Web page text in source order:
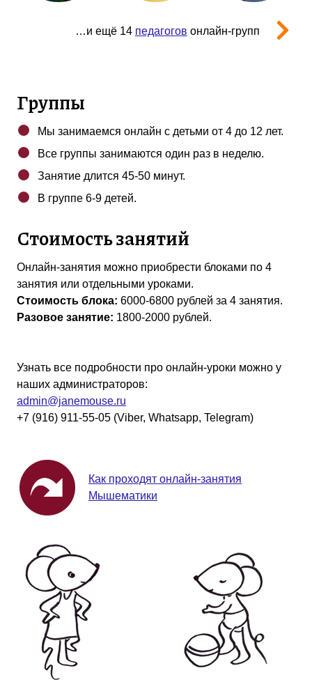
…и ещё 14 педагогов онлайн-групп
Группы
Мы занимаемся онлайн с детьми от 4 до 12 лет.
Все группы занимаются один раз в неделю.
Занятие длится 45-50 минут.
В группе 6-9 детей.
Стоимость занятий
Онлайн-занятия можно приобрести блоками по 4
занятия или отдельными уроками.
Стоимость блока: 6000-6800 рублей за 4 занятия.
Разовое занятие: 1800-2000 рублей.
Узнать все подробности про онлайн-уроки можно у
наших администраторов:
admin@janemouse.ru
+7 (916) 911-55-05 (Viber, Whatsapp, Telegram)
Как проходят онлайн-занятия
Мышематики